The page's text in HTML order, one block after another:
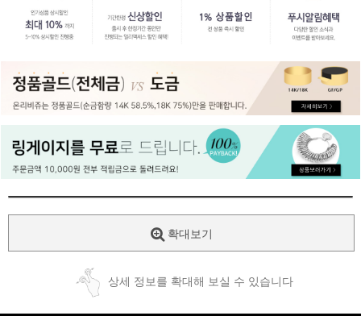
페이코 ID로
PAYCO 바로
확대보기
상세 정보를 확대해 보실 수 있습니다